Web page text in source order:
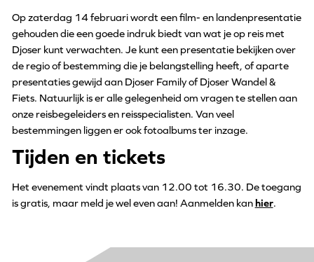
Op zaterdag 14 februari wordt een film- en landenpresentatie
gehouden die een goede indruk biedt van wat je op reis met
Djoser kunt verwachten. Je kunt een presentatie bekijken over
de regio of bestemming die je belangstelling heeft, of aparte
presentaties gewijd aan Djoser Family of Djoser Wandel &
Fiets. Natuurlijk is er alle gelegenheid om vragen te stellen aan
onze reisbegeleiders en reisspecialisten. Van veel
bestemmingen liggen er ook fotoalbums ter inzage.
Tijden en tickets
Het evenement vindt plaats van 12.00 tot 16.30. De toegang
is gratis, maar meld je wel even aan! Aanmelden kanhier.